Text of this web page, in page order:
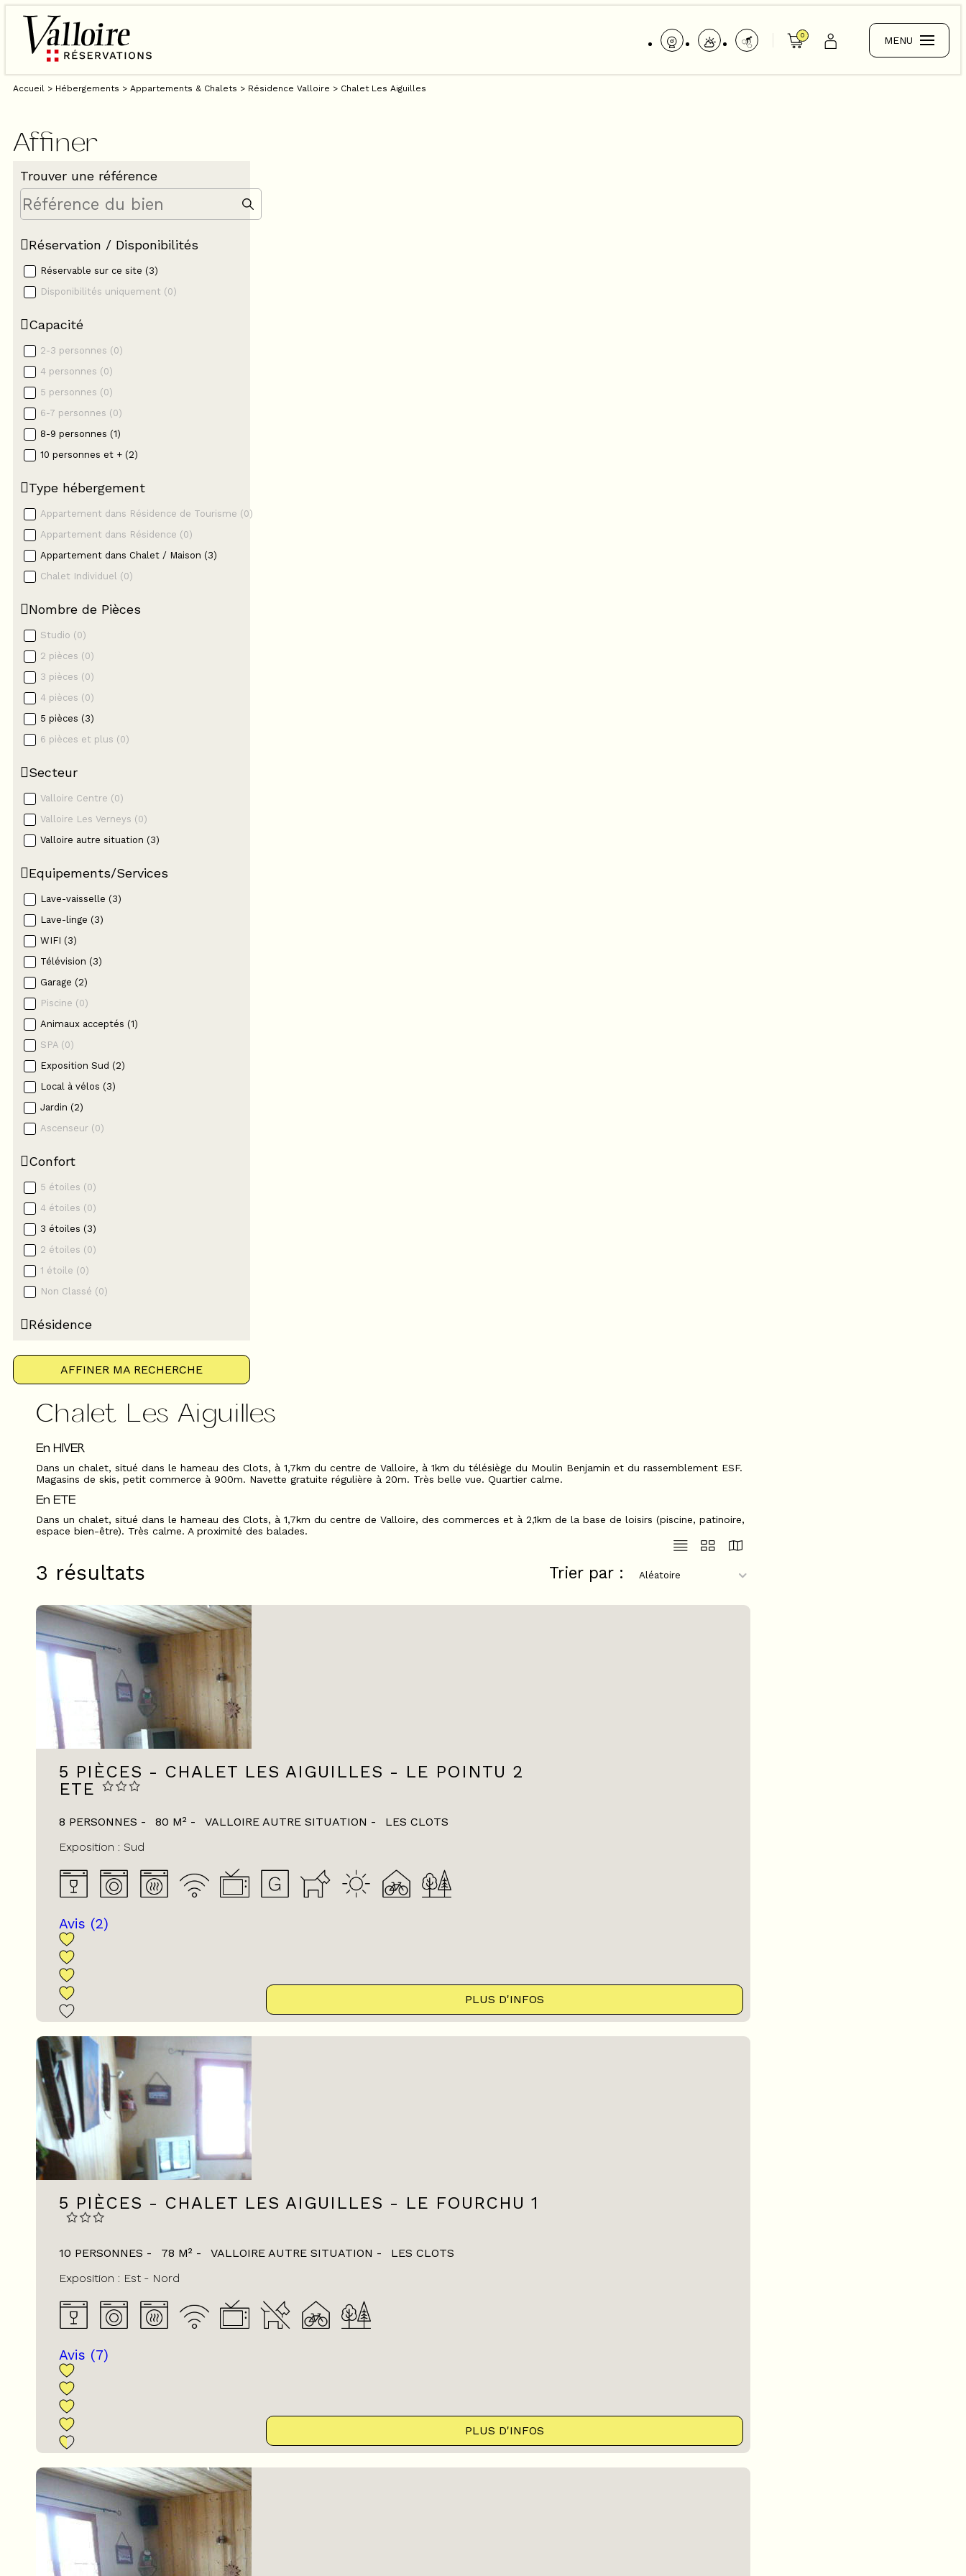
0 MENU
Accueil > Hébergements > Appartements & Chalets > Résidence Valloire > Chalet Les Aiguilles
Affiner
Trouver une référence
Réservation / Disponibilités
Réservable sur ce site (3)
Disponibilités uniquement (0)
Capacité
2-3 personnes (0)
4 personnes (0)
5 personnes (0)
6-7 personnes (0)
8-9 personnes (1)
10 personnes et + (2)
Type hébergement
Appartement dans Résidence de Tourisme (0)
Appartement dans Résidence (0)
Appartement dans Chalet / Maison (3)
Chalet Individuel (0)
Nombre de Pièces
Studio (0)
2 pièces (0)
3 pièces (0)
4 pièces (0)
5 pièces (3)
6 pièces et plus (0)
Secteur
Valloire Centre (0)
Valloire Les Verneys (0)
Valloire autre situation (3)
Equipements/Services
Lave-vaisselle (3)
Lave-linge (3)
WIFI (3)
Télévision (3)
Garage (2)
Piscine (0)
Animaux acceptés (1)
SPA (0)
Exposition Sud (2)
Local à vélos (3)
Jardin (2)
Ascenseur (0)
Confort
5 étoiles (0)
4 étoiles (0)
3 étoiles (3)
2 étoiles (0)
1 étoile (0)
Non Classé (0)
Résidence
AFFINER MA RECHERCHE
Chalet Les Aiguilles
En HIVER
Dans un chalet, situé dans le hameau des Clots, à 1,7km du centre de Valloire, à 1km du télésiège du Moulin Benjamin et du rassemblement ESF.
Magasins de skis, petit commerce à 900m. Navette gratuite régulière à 20m. Très belle vue. Quartier calme.
En ETE
Dans un chalet, situé dans le hameau des Clots, à 1,7km du centre de Valloire, des commerces et à 2,1km de la base de loisirs (piscine, patinoire,
espace bien-être). Très calme. A proximité des balades.
3 résultats Trier par :
5 PIÈCES - CHALET LES AIGUILLES - LE POINTU 2
ETE
8 PERSONNES 80 M² VALLOIRE AUTRE SITUATION LES CLOTS
Avis (2)
Exposition : Sud
PLUS D'INFOS
5 PIÈCES - CHALET LES AIGUILLES - LE FOURCHU 1
10 PERSONNES 78 M² VALLOIRE AUTRE SITUATION LES CLOTS
Avis (7)
Exposition : Est Nord
PLUS D'INFOS